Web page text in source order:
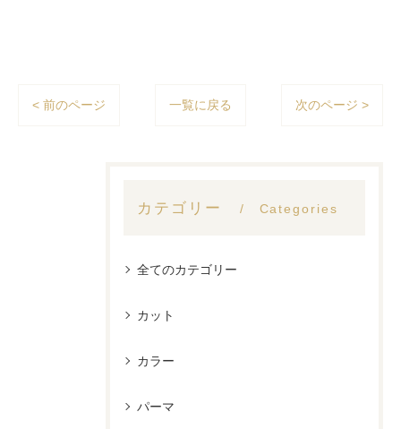
< 前のページ 一覧に戻る 次のページ >
カテゴリー Categories
全てのカテゴリー
カット
カラー
パーマ